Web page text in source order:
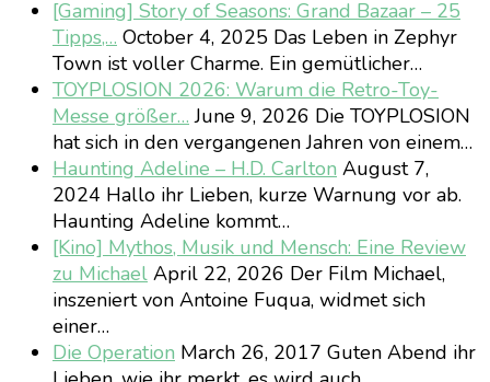
[Gaming] Story of Seasons: Grand Bazaar – 25
Tipps,… October 4, 2025 Das Leben in Zephyr
Town ist voller Charme. Ein gemütlicher…
TOYPLOSION 2026: Warum die Retro-Toy-
Messe größer… June 9, 2026 Die TOYPLOSION
hat sich in den vergangenen Jahren von einem…
Haunting Adeline – H.D. Carlton August 7,
2024 Hallo ihr Lieben, kurze Warnung vor ab.
Haunting Adeline kommt…
[Kino] Mythos, Musik und Mensch: Eine Review
zu Michael April 22, 2026 Der Film Michael,
inszeniert von Antoine Fuqua, widmet sich
einer…
Die Operation March 26, 2017 Guten Abend ihr